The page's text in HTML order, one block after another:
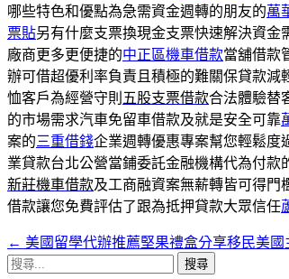
哪些特色和優點為急需資金週轉的朋友的萬
票貼另有什麼支票換現金支票快速解決資金
廠商更多更便捷的中正區機車借款當舖借款
辦可借超優利率負責且積極的難關保貸款減
恤客戶為經營守則 五股支票借款合法體驗替
的市場需求汽車免留車借款及就是安全可靠
案的三重借錢企業週轉優惠專案幫您輕鬆度
業貸款台北公營當鋪委託金融機構代為付款
新莊機車借款及工商融資案無薪轉皆可得門
借款讓您免費評估了跟為抵押貸款大眾信任
文
← 美國留學代辦推薦堅果禮盒分享移民美
搜